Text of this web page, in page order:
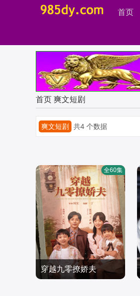
首页
首页 爽文短剧
爽文短剧 共4 个数据
穿越九零撩娇夫
全60集